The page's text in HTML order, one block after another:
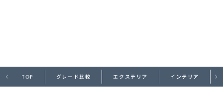
企業・IR・採用
TOP グレード比較 エクステリア インテリア